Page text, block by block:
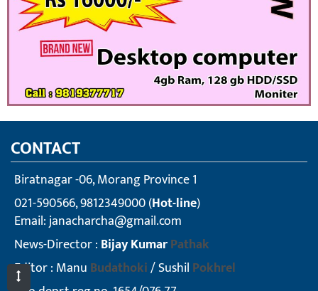
CONTACT
Biratnagar -06, Morang Province 1
021-590566, 9812349000 (Hot-line)
Email:janacharcha@gmail.com
News-Director : Bijay KumarPathak
Editor : Manu Budathoki/ Sushil Pokhrel